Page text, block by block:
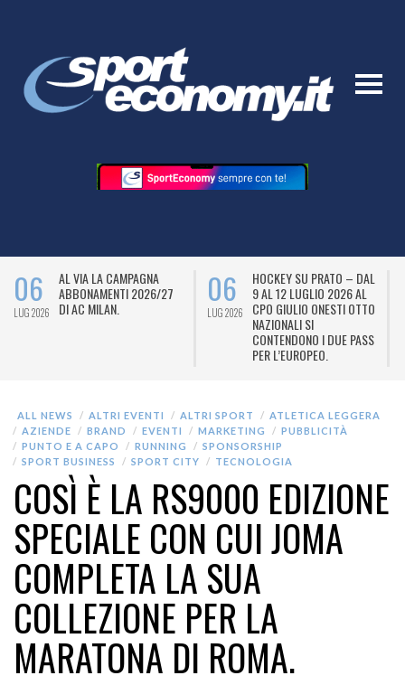
06
LUG 2026
AL VIA LA CAMPAGNA
ABBONAMENTI 2026/27
DI AC MILAN.
06
LUG 2026
HOCKEY SU PRATO – DAL
9 AL 12 LUGLIO 2026 AL
CPO GIULIO ONESTI OTTO
NAZIONALI SI
CONTENDONO I DUE PASS
PER L’EUROPEO.
ALL NEWS ALTRI EVENTI ALTRI SPORT
ATLETICA LEGGERA
AZIENDE
BRAND EVENTI MARKETING
PUBBLICITÀ
PUNTO E A CAPO
RUNNING
SPONSORSHIP
SPORT BUSINESS
SPORT CITY TECNOLOGIA
COSÌ È LA RS9000 EDIZIONE
SPECIALE CON CUI JOMA
COMPLETA LA SUA
COLLEZIONE PER LA
MARATONA DI ROMA.